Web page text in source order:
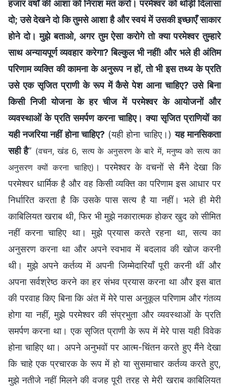
हजार वर्षों की आशा को निराश मत करो। परमेश्वर को थोड़ी दिलासा
दो; उसे देखने दो कि तुमसे आशा है और स्वयं में उसकी इच्छाएँ साकार
होने दो। मुझे बताओ, अगर तुम ऐसा करोगे तो क्या परमेश्वर तुम्हारे
साथ अन्यायपूर्ण व्यवहार करेगा? बिल्कुल भी नहीं! और भले ही अंतिम
परिणाम व्यक्ति की कामना के अनुरूप न हों, तो भी इस तथ्य के प्रति
उसे एक सृजित प्राणी के रूप में कैसे पेश आना चाहिए? उसे बिना
किसी निजी योजना के हर चीज में परमेश्वर के आयोजनों और
व्यवस्थाओं के प्रति समर्पण करना चाहिए। क्या सृजित प्राणियों का
यही नजरिया नहीं होना चाहिए?(यही होना चाहिए।)यह मानसिकता
सही है” (वचन, खंड 6, सत्य के अनुसरण के बारे में, मनुष्य को सत्य का
अनुसरण क्यों करना चाहिए) । परमेश्वर के वचनों से मैंने देखा कि
परमेश्वर धार्मिक है और वह किसी व्यक्ति का परिणाम इस आधार पर
निर्धारित करता है कि उसके पास सत्य है या नहीं। भले ही मेरी
काबिलियत खराब थी, फिर भी मुझे नकारात्मक होकर खुद को सीमित
नहीं करना चाहिए था। मुझे प्रयास करते रहना था, सत्य का
अनुसरण करना था और अपने स्वभाव में बदलाव की खोज करनी
थी। मुझे अपने कर्तव्य में अपनी जिम्मेदारियाँ पूरी करनी थीं और
अपना सर्वश्रेष्ठ करने का हर संभव प्रयास करना था और इस बात
की परवाह किए बिना कि अंत में मेरे पास अनुकूल परिणाम और गंतव्य
होगा या नहीं, मुझे परमेश्वर की संप्रभुता और व्यवस्थाओं के प्रति
समर्पण करना था। एक सृजित प्राणी के रूप में मेरे पास यही विवेक
होना चाहिए था। अपने अनुभवों पर आत्म-चिंतन करते हुए मैंने देखा
कि चाहे एक प्रचारक के रूप में हो या सुसमाचार कर्तव्य करते हुए,
मुझे नतीजे नहीं मिलने की वजह पूरी तरह से मेरी खराब काबिलियत